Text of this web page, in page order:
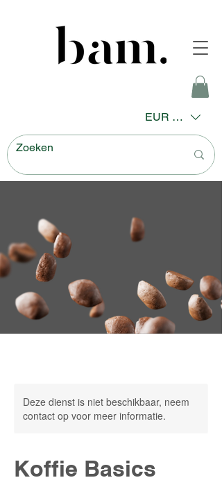
EUR (€)
Deze dienst is niet beschikbaar, neem
contact op voor meer informatie.
Koffie Basics